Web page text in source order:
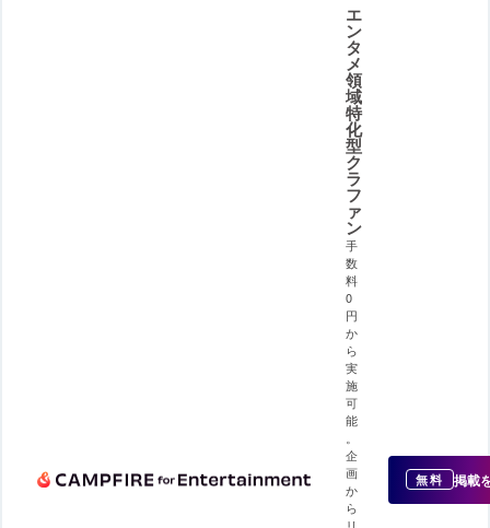
エ
ン
タ
メ
領
域
特
化
型
ク
ラ
フ
ァ
ン
手
数
料
0
円
か
ら
実
施
可
能
企
画
か
ら
リ
無料 掲載